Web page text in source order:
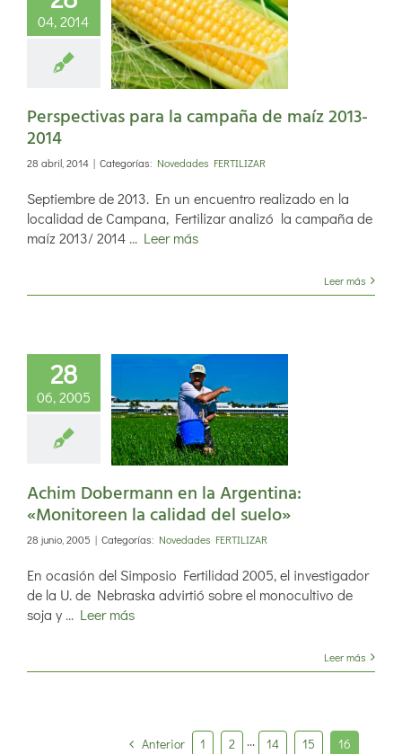
04, 2014
para
de
2014
Perspectivas para la campaña de maíz 2013-
2014
28 abril, 2014 | Categorías: Novedades FERTILIZAR
Septiembre de 2013. En un encuentro realizado en la
localidad de Campana, Fertilizar analizó la campaña de
maíz 2013/ 2014... Leer más
Leer más
28
06, 2005
en la
la
Achim Dobermann en la Argentina:
«Monitoreen la calidad del suelo»
28 junio, 2005 | Categorías: Novedades FERTILIZAR
En ocasión del Simposio Fertilidad 2005, el investigador
de la U. de Nebraska advirtió sobre el monocultivo de
soja y... Leer más
Leer más
Anterior 1 2 ··· 14 15 16